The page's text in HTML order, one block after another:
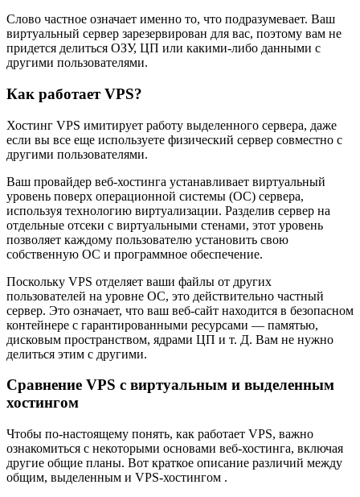
Слово частное означает именно то, что подразумевает. Ваш
виртуальный сервер зарезервирован для вас, поэтому вам не
придется делиться ОЗУ, ЦП или какими-либо данными с
другими пользователями.
Как работает VPS?
Хостинг VPS имитирует работу выделенного сервера, даже
если вы все еще используете физический сервер совместно с
другими пользователями.
Ваш провайдер веб-хостинга устанавливает виртуальный
уровень поверх операционной системы (ОС) сервера,
используя технологию виртуализации. Разделив сервер на
отдельные отсеки с виртуальными стенами, этот уровень
позволяет каждому пользователю установить свою
собственную ОС и программное обеспечение.
Поскольку VPS отделяет ваши файлы от других
пользователей на уровне ОС, это действительно частный
сервер. Это означает, что ваш веб-сайт находится в безопасном
контейнере с гарантированными ресурсами — памятью,
дисковым пространством, ядрами ЦП и т. Д. Вам не нужно
делиться этим с другими.
Сравнение VPS с виртуальным и выделенным
хостингом
Чтобы по-настоящему понять, как работает VPS, важно
ознакомиться с некоторыми основами веб-хостинга, включая
другие общие планы. Вот краткое описание различий между
общим, выделенным и VPS-хостингом .